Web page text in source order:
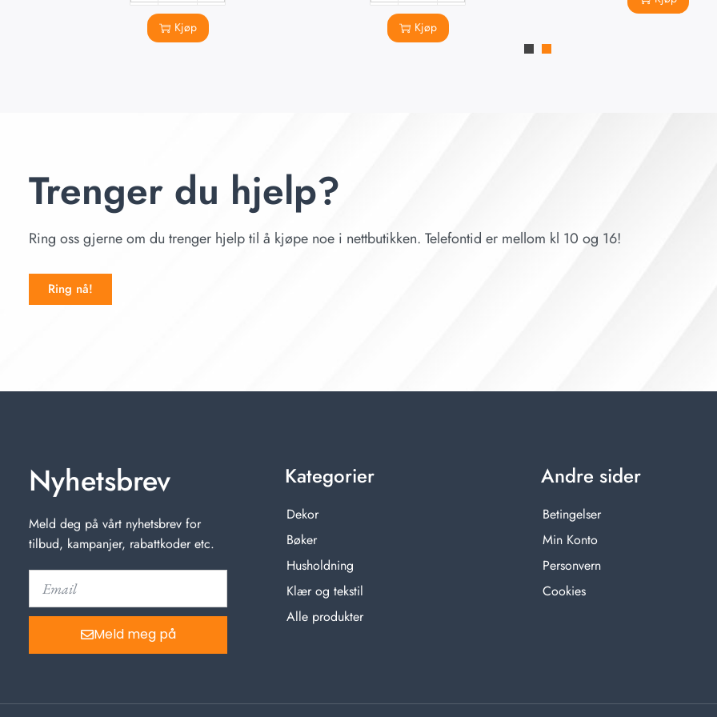
Kjøp Kjøp
Trenger du hjelp?
Ring oss gjerne om du trenger hjelp til å kjøpe noe i nettbutikken. Telefontid er mellom kl 10 og 16!
Ring nå!
Nyhetsbrev
Meld deg på vårt nyhetsbrev for
tilbud, kampanjer, rabattkoder etc.
Meld meg på
Kategorier
Dekor
Bøker
Husholdning
Klær og tekstil
Alle produkter
Andre sider
Betingelser
Min Konto
Personvern
Cookies